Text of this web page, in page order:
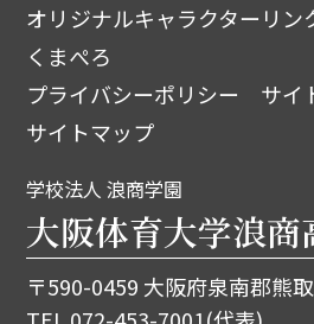
オリジナルキャラクター
くまぺろ
リン
プライバシーポリシー
サイ
サイトマップ
学校法人 浪商学園
大阪体育大学浪商
〒590-0459 大阪府泉南郡熊